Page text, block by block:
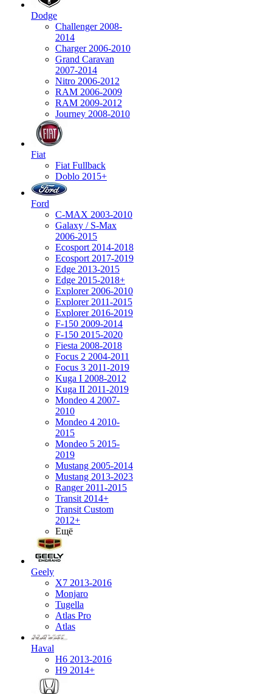
Dodge
Challenger 2008-
2014
Charger 2006-2010
Grand Caravan
2007-2014
Nitro 2006-2012
RAM 2006-2009
RAM 2009-2012
Journey 2008-2010
Fiat
Fiat Fullback
Doblo 2015+
Ford
C-MAX 2003-2010
Galaxy / S-Max
2006-2015
Ecosport 2014-2018
Ecosport 2017-2019
Edge 2013-2015
Edge 2015-2018+
Explorer 2006-2010
Explorer 2011-2015
Explorer 2016-2019
F-150 2009-2014
F-150 2015-2020
Fiesta 2008-2018
Focus 2 2004-2011
Focus 3 2011-2019
Kuga I 2008-2012
Kuga II 2011-2019
Mondeo 4 2007-
2010
Mondeo 4 2010-
2015
Mondeo 5 2015-
2019
Mustang 2005-2014
Mustang 2013-2023
Ranger 2011-2015
Transit 2014+
Transit Custom
2012+
Ещё
Geely
X7 2013-2016
Monjaro
Tugella
Atlas Pro
Atlas
Haval
H6 2013-2016
H9 2014+